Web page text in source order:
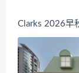
Clarks 2026早